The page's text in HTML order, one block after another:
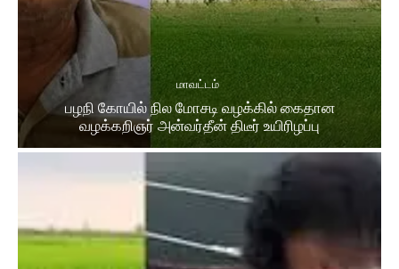
மாவட்டம்
பழநி கோயில் நில மோசடி வழக்கில் கைதான
வழக்கறிஞர் அன்வர்தீன் திடீர் உயிரிழப்பு